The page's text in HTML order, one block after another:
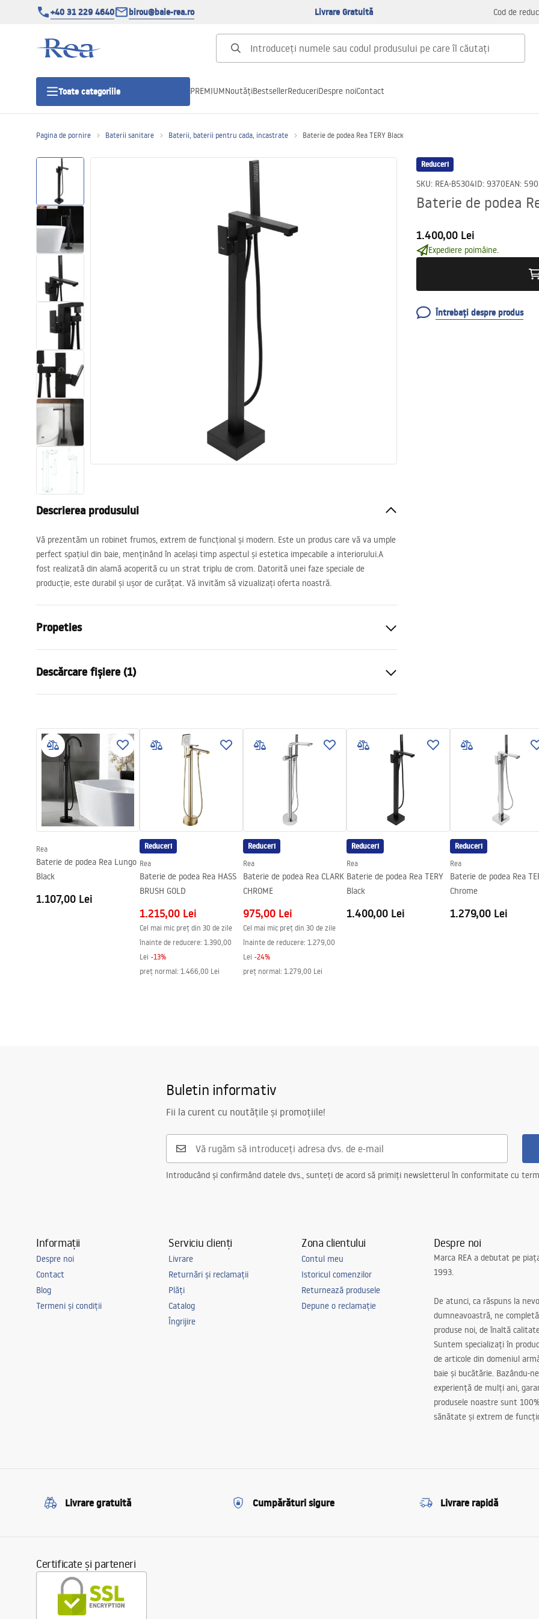
+40 31 229 4640 birou@baie-rea.ro Livrare Gratuită Cod de
Toate categoriile
Cadite de dus
Rigole Liniare
Vase WC si Bideuri
Lavoare
Cazi cu paravane
Baterii sanitare
Dusuri
Bucatarie
Accesorii și mobilier pentru baie
PREMIUMNoutățiBestsellerReduceriDespre noiContact
Pagina de pornire Baterii sanitare Baterii, baterii pentru cada, incastrate Baterie de podea Rea TERY Black
Reduceri
SKU: REA-B5304ID: 9370EAN:
Baterie de podea
1.400,00 Lei
Expediere poimâine.
Întrebați despre produs
Descrierea produsului
Vă prezentăm un robinet frumos, extrem de funcțional și modern. Este un produs care vă va umple
perfect spațiul din baie, menținând în același timp aspectul și estetica impecabile a interiorului.A
fost realizată din alamă acoperită cu un strat triplu de crom. Datorită unei faze speciale de
producție, este durabil și ușor de curățat. Vă invităm să vizualizați oferta noastră.
Propeties
Metodă de montaj
Culoare
Negru
Material
Lungimea gurii
Inalime
Tehnologia de acoperire
Diametru pentru conectare
Garantie
5 ani
Descărcare fișiere (1)
Warranty_Terms_and_Conditions_Faucets_-_5.pdf
Rea
Baterie de podea Rea Lungo
Black
1.107,00 Lei
Reduceri
Rea
Baterie de podea Rea HASS
BRUSH GOLD
1.215,00 Lei
Cel mai mic preț din 30 de zile
înainte de reducere: 1.390,00
Lei -13%
preț normal: 1.466,00 Lei
Reduceri
Rea
Baterie de podea Rea CLARK
CHROME
975,00 Lei
Cel mai mic preț din 30 de zile
înainte de reducere: 1.279,00
Lei -24%
preț normal: 1.279,00 Lei
Reduceri
Rea
Baterie de podea Rea TERY
Black
1.400,00 Lei
Reduceri
Rea
Baterie de podea Rea
Chrome
1.279,00 Lei
Buletin informativ
Fii la curent cu noutățile și promoțiile!
Introducând și confirmând datele dvs., sunteți de acord să primiți newsletterul în conformitate cu
Informații
Despre noi
Contact
Blog
Termeni și condiții
Serviciu clienți
Livrare
Returnări și reclamații
Plăți
Catalog
Îngrijire
Zona clientului
Contul meu
Istoricul comenzilor
Returnează produsele
Depune o reclamație
Despre noi
Marca REA a debutat pe
1993.
De atunci, ca răspuns la
dumneavoastră, ne
produse noi, de înaltă
Suntem specializați în
de articole din domeniul
baie și bucătărie. Bazându-
experiență de mulți ani,
produsele noastre sunt
sănătate și extrem de
Livrare gratuită Cumpărături sigure Livrare rapidă
Certificate și parteneri